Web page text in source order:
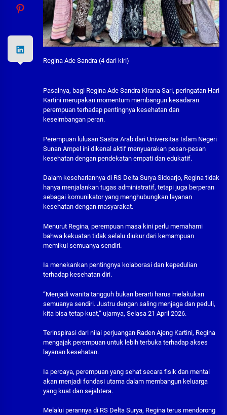
Regina Ade Sandra (4 dari kiri)
Pasalnya, bagi Regina Ade Sandra Kirana Sari, peringatan Hari
Kartini merupakan momentum membangun kesadaran
perempuan terhadap pentingnya kesehatan dan
keseimbangan peran.
‎‎Perempuan lulusan Sastra Arab dari Universitas Islam Negeri
Sunan Ampel ini dikenal aktif menyuarakan pesan-pesan
kesehatan dengan pendekatan empati dan edukatif.
‎‎Dalam kesehariannya di RS Delta Surya Sidoarjo, Regina tidak
hanya menjalankan tugas administratif, tetapi juga berperan
sebagai komunikator yang menghubungkan layanan
kesehatan dengan masyarakat.
‎Menurut Regina, perempuan masa kini perlu memahami
bahwa kekuatan tidak selalu diukur dari kemampuan
memikul semuanya sendiri.
Ia menekankan pentingnya kolaborasi dan kepedulian
terhadap kesehatan diri.
‎‎“Menjadi wanita tangguh bukan berarti harus melakukan
semuanya sendiri. Justru dengan saling menjaga dan peduli,
kita bisa tetap kuat,” ujarnya, Selasa 21 April 2026.
‎Terinspirasi dari nilai perjuangan Raden Ajeng Kartini, Regina
mengajak perempuan untuk lebih terbuka terhadap akses
layanan kesehatan.
Ia percaya, perempuan yang sehat secara fisik dan mental
akan menjadi fondasi utama dalam membangun keluarga
yang kuat dan sejahtera.
‎‎Melalui perannya di RS Delta Surya, Regina terus mendorong